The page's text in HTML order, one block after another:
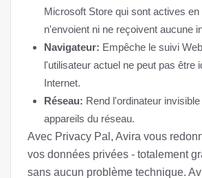
Microsoft Store qui sont actives en
n'envoient ni ne reçoivent aucune
Navigateur: Empêche le suivi
l'utilisateur actuel ne peut pas être
Internet.
Réseau: Rend l'ordinateur
appareils du réseau.
Avec Privacy Pal, Avira vous
vos données privées - totalement
sans aucun problème technique.